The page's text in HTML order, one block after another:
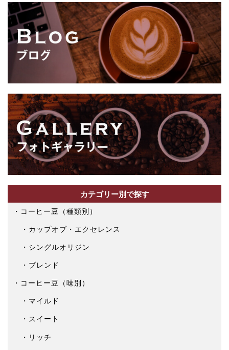
カテゴリー別で探す
コーヒー豆（種類別）
カップオブ・エクセレンス
シングルオリジン
ブレンド
コーヒー豆（味別）
マイルド
スイート
リッチ